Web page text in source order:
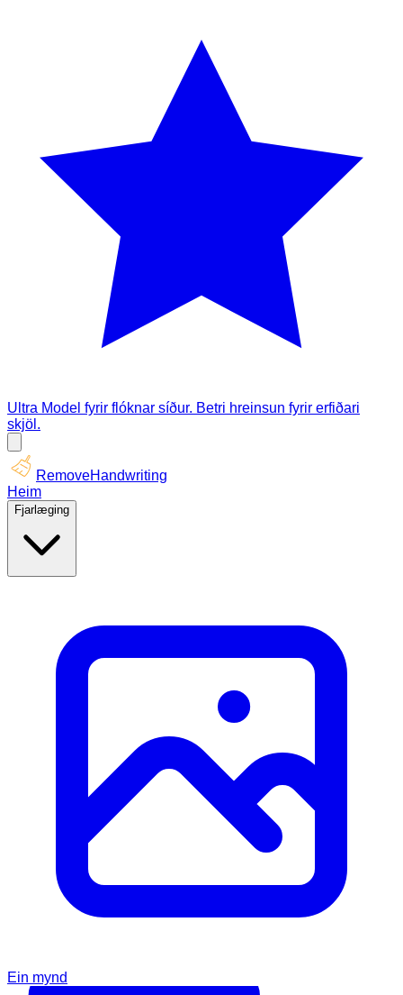
Ultra Model fyrir flóknar síður. Betri hreinsun fyrir erfiðari
skjöl.
RemoveHandwriting
Heim
Fjarlæging
Ein mynd